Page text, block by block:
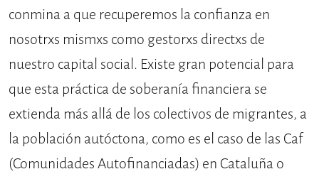
conmina a que recuperemos la confianza en
nosotrxs mismxs como gestorxs directxs de
nuestro capital social. Existe gran potencial para
que esta práctica de soberanía financiera se
extienda más allá de los colectivos de migrantes, a
la población autóctona, como es el caso de las Caf
(Comunidades Autofinanciadas) en Cataluña o